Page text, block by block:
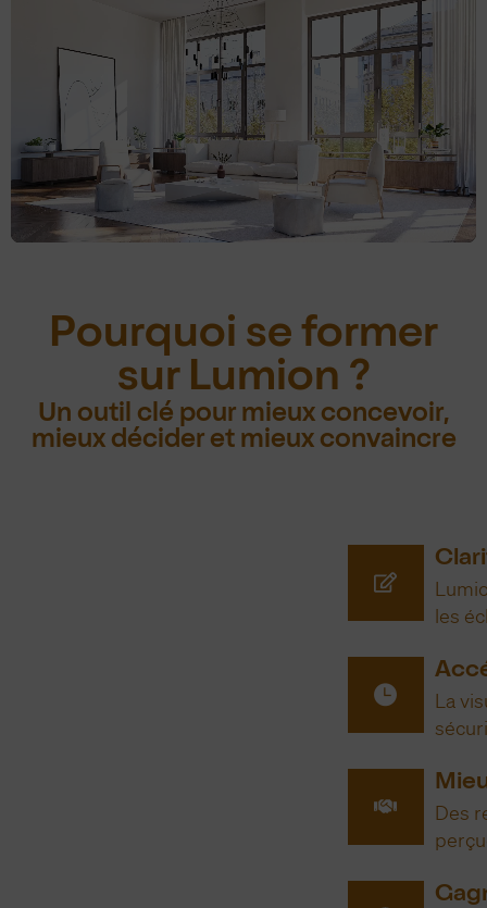
Pourquoi se former
sur Lumion ?
Un outil clé pour mieux concevoir,
mieux décider et mieux convaincre
les
La
Des